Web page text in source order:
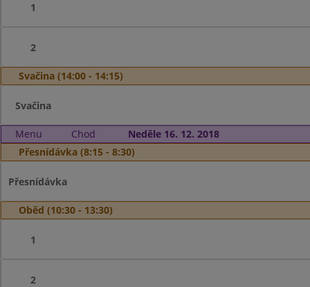
1
2
Svačina (14:00 - 14:15)
Svačina
Menu Chod
Neděle 16. 12. 2018
Přesnídávka (8:15 - 8:30)
Přesnídávka
Oběd (10:30 - 13:30)
1
2